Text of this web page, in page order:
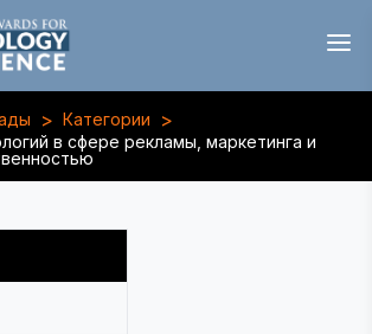
> Категории >
в сфере рекламы, маркетинга и